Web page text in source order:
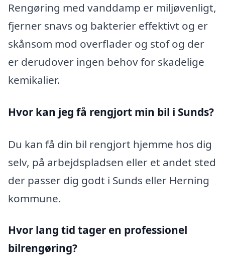
Rengøring med vanddamp er miljøvenligt,
fjerner snavs og bakterier effektivt og er
skånsom mod overflader og stof og der
er derudover ingen behov for skadelige
kemikalier.
Hvor kan jeg få rengjort min bil i Sunds?
Du kan få din bil rengjort hjemme hos dig
selv, på arbejdspladsen eller et andet sted
der passer dig godt i Sunds eller Herning
kommune.
Hvor lang tid tager en professionel
bilrengøring?